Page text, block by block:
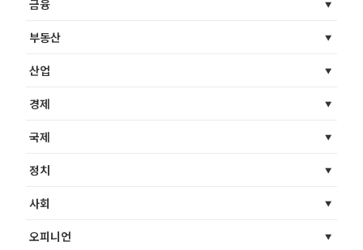
금융
부동산
산업
경제
국제
정치
사회
오피니언